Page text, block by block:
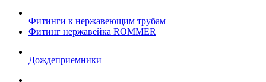
Фитинги к нержавеющим трубам
Фитинг нержавейка ROMMER
Дождеприемники